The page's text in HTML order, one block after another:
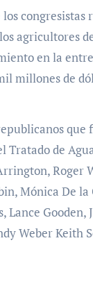
los congresistas
agricultores
en la
millones de
Tratado de
Roger
Mónica De
Lance Gooden,
Weber Keith